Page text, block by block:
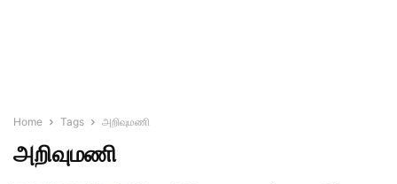
Home Tags அறிவுமணி
அறிவுமணி